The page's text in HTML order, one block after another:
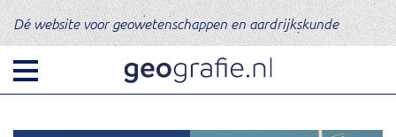
Dé website voor geowetenschappen en aardrijkskunde